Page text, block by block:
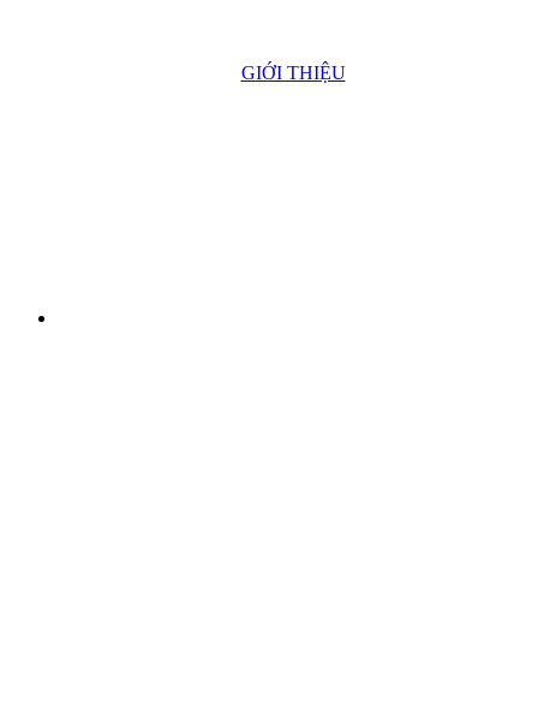
GIỚI THIỆU